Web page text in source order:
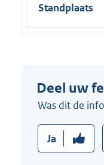
Standplaats
Deel uw
Was dit de
Ja